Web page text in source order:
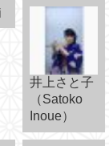
井上さと子
（Satoko
Inoue）